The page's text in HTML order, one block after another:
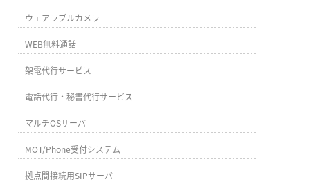
ウェアラブルカメラ
WEB無料通話
架電代行サービス
電話代行・秘書代行サービス
マルチOSサーバ
MOT/Phone受付システム
拠点間接続用SIPサーバ